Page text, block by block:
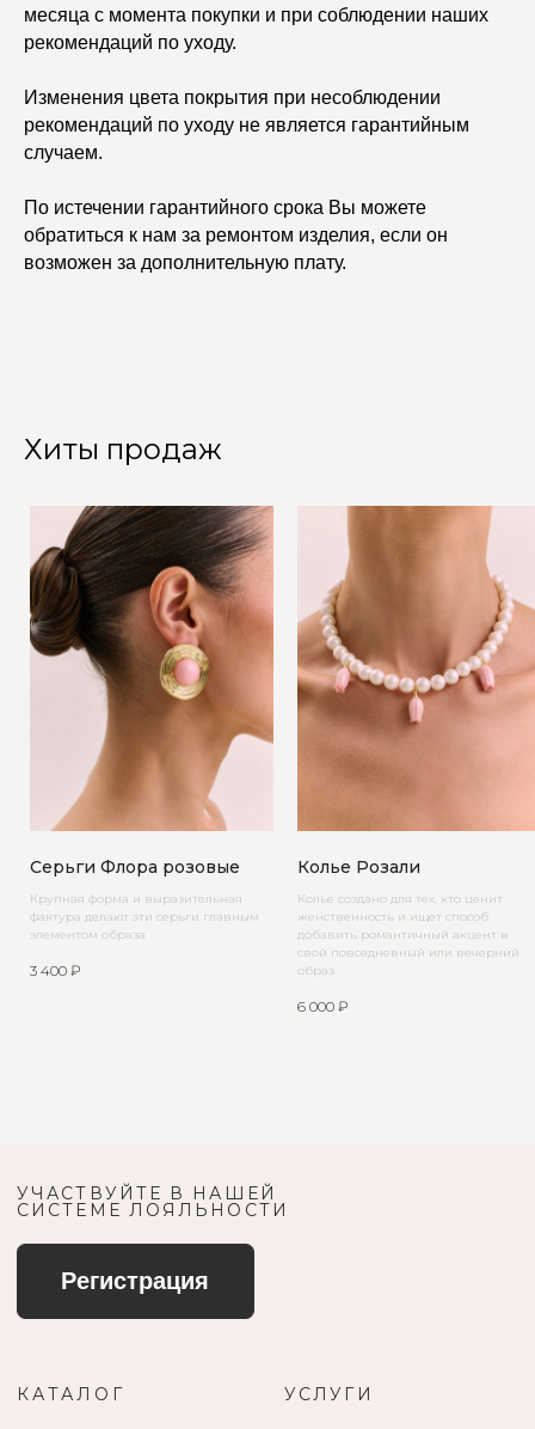
месяца с момента покупки и при соблюдении наших
рекомендаций по уходу.
Изменения цвета покрытия при несоблюдении
рекомендаций по уходу не является гарантийным
случаем.
По истечении гарантийного срока Вы можете
обратиться к нам за ремонтом изделия, если он
возможен за дополнительную плату.
Хиты продаж
Серьги Флора розовые
Крупная форма и выразительная
фактура делают эти серьги главным
элементом образа
3 400 ₽
Колье Розали
Колье создано для тех, кто ценит
женственность и ищет способ
добавить романтичный акцент в
свой повседневный или вечерний
образ
6 000 ₽